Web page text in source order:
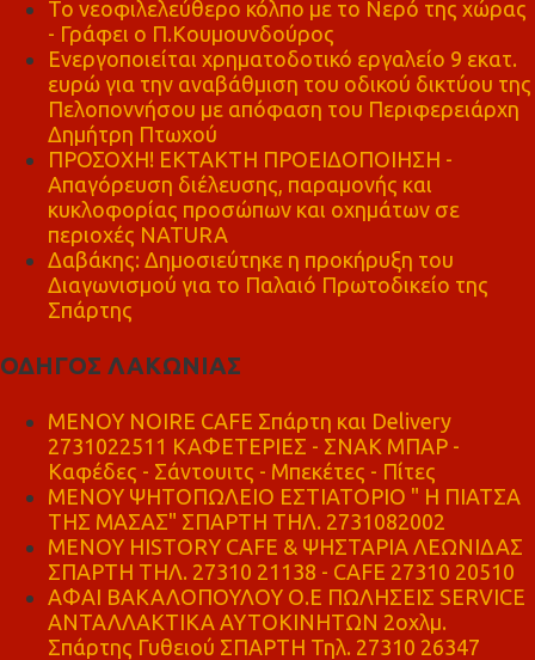
Το νεοφιλελεύθερο κόλπο με το Νερό της χώρας
- Γράφει ο Π.Κουμουνδούρος
Ενεργοποιείται χρηματοδοτικό εργαλείο 9 εκατ.
ευρώ για την αναβάθμιση του οδικού δικτύου της
Πελοποννήσου με απόφαση του Περιφερειάρχη
Δημήτρη Πτωχού
ΠΡΟΣΟΧΗ! ΕΚΤΑΚΤΗ ΠΡΟΕΙΔΟΠΟΙΗΣΗ -
Απαγόρευση διέλευσης, παραμονής και
κυκλοφορίας προσώπων και οχημάτων σε
περιοχές NATURA
Δαβάκης: Δημοσιεύτηκε η προκήρυξη του
Διαγωνισμού για το Παλαιό Πρωτοδικείο της
Σπάρτης
ΟΔΗΓΟΣ ΛΑΚΩΝΙΑΣ
MENOY NOIRE CAFE Σπάρτη και Delivery
2731022511 ΚΑΦΕΤΕΡΙΕΣ - ΣΝΑΚ ΜΠΑΡ -
Καφέδες - Σάντουιτς - Μπεκέτες - Πίτες
ΜΕΝΟΥ ΨΗΤΟΠΩΛΕΙΟ ΕΣΤΙΑΤΟΡΙΟ " Η ΠΙΑΤΣΑ
ΤΗΣ ΜΑΣΑΣ" ΣΠΑΡΤΗ ΤΗΛ. 2731082002
ΜΕΝΟΥ HISTORY CAFE & ΨΗΣΤΑΡΙΑ ΛΕΩΝΙΔΑΣ
ΣΠΑΡΤΗ ΤΗΛ. 27310 21138 - CAFE 27310 20510
ΑΦΑΙ ΒΑΚΑΛΟΠΟΥΛΟΥ Ο.Ε ΠΩΛΗΣΕΙΣ SERVICE
ΑΝΤΑΛΛΑΚΤΙΚΑ ΑΥΤΟΚΙΝΗΤΩΝ 2οχλμ.
Σπάρτης Γυθειού ΣΠΑΡΤΗ Τηλ. 27310 26347